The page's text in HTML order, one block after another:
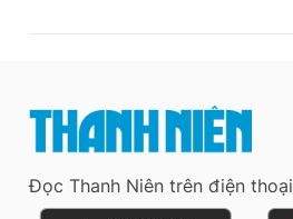
Đọc Thanh Niên trên điện thoại